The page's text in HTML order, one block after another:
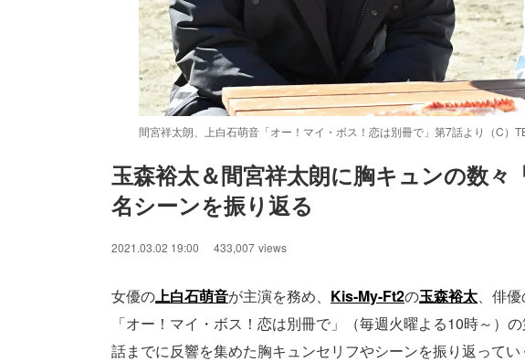
間宮祥太朗、上白石萌音「オー！マイ・ボス！恋は別冊で」第7話より（C）
玉森裕太＆間宮祥太朗に胸キュンの数々
名シーンを振り返る
2021.03.02 19:00 433,007 views
女優の上白石萌音が主演を務め、 Kis-My-Ft2の玉森裕太、俳
「オー！マイ・ボス！恋は別冊で」（毎週火曜よる10時～）
話までに反響を集めた胸キュンセリフやシーンを振り返ってい